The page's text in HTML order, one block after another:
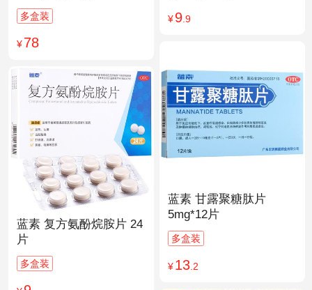
多盒装
¥78
¥9.9
蓝素 甘露聚糖肽片
5mg*12片
多盒装
¥13.2
蓝素 复方氨酚烷胺片 24
片
多盒装